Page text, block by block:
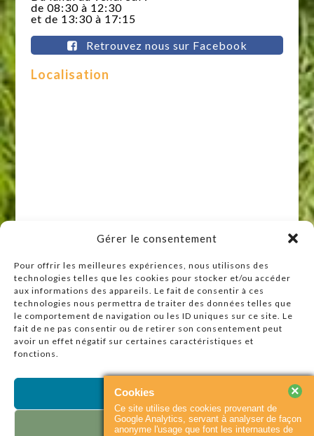
Gérer le consentement
Pour offrir les meilleures expériences, nous utilisons des
technologies telles que les cookies pour stocker et/ou accéder
aux informations des appareils. Le fait de consentir à ces
technologies nous permettra de traiter des données telles que
le comportement de navigation ou les ID uniques sur ce site. Le
fait de ne pas consentir ou de retirer son consentement peut
avoir un effet négatif sur certaines caractéristiques et
fonctions.
Accepter
Refuser
de 08:30 à 12:30
et de 13:30 à 17:15
Retrouvez nous sur Facebook
Localisation
Raccourcis
Accueil
Actualités
Agenda
Cookies
Ce site utilise des cookies provenant de
Google Analytics, servant à analyser de façon
anonyme l'usage que font les internautes de
×